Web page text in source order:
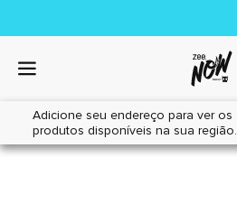
Adicione seu endereço para ver os
produtos disponíveis na sua região.
Home|Cães|Higiene